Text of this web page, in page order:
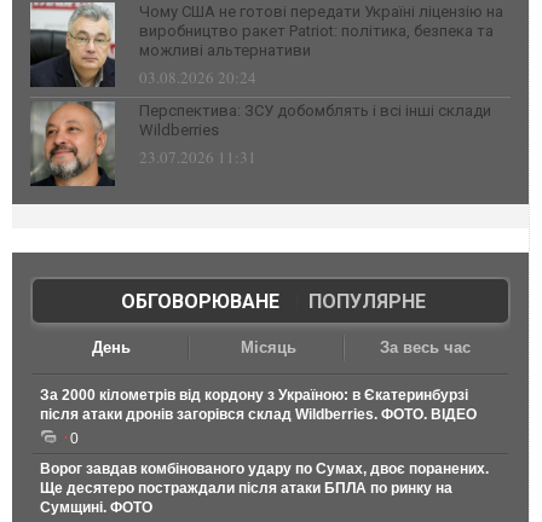
Чому США не готові передати Україні ліцензію на
виробництво ракет Patriot: політика, безпека та
можливі альтернативи
03.08.2026 20:24
Перспектива: ЗСУ добомблять і всі інші склади
Wildberries
23.07.2026 11:31
ОБГОВОРЮВАНЕ| ПОПУЛЯРНЕ
День Місяць За весь час
За 2000 кілометрів від кордону з Україною: в Єкатеринбурзі
після атаки дронів загорівся склад Wildberries. ФОТО. ВІДЕО
0
Ворог завдав комбінованого удару по Сумах, двоє поранених.
Ще десятеро постраждали після атаки БПЛА по ринку на
Сумщині. ФОТО